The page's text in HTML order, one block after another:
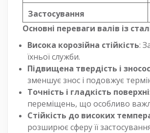
Застосування
Основні переваги валів із
Висока корозійна стійкість:
їхньої служби.
Підвищена твердість і
зменшує знос і подовжує
Точність і гладкість поверхні
переміщень, що особливо
Стійкість до високих
розширює сферу її